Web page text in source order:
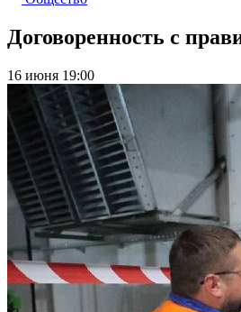
Договоренность с
16 июня 19:00